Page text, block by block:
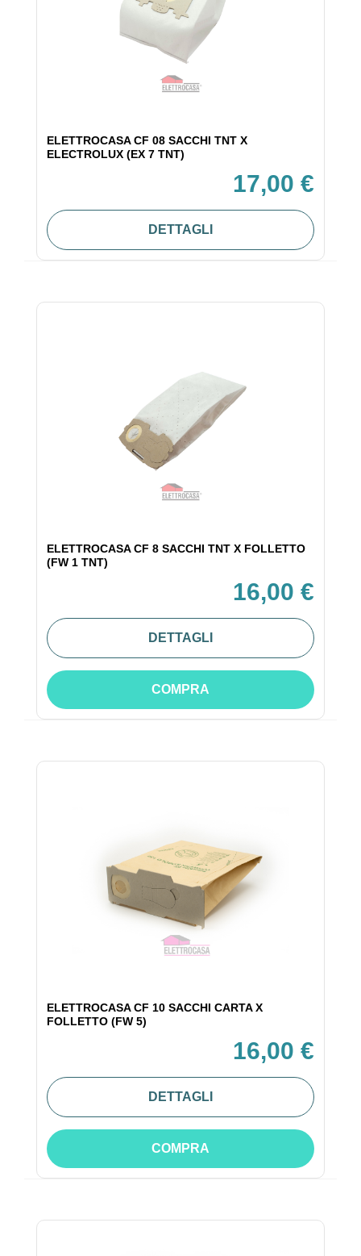
ELETTROCASA CF 08 SACCHI TNT X
ELECTROLUX (EX 7 TNT)
17,00 €
DETTAGLI
ELETTROCASA CF 8 SACCHI TNT X FOLLETTO
(FW 1 TNT)
16,00 €
DETTAGLI
COMPRA
ELETTROCASA CF 10 SACCHI CARTA X
FOLLETTO (FW 5)
16,00 €
DETTAGLI
COMPRA